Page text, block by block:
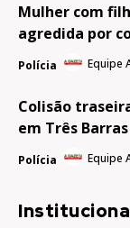
Mulher com
agredida por
Polícia Equipe
Colisão
em Três Barras
Polícia Equipe